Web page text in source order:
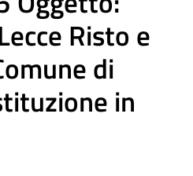
Risto e
di
in